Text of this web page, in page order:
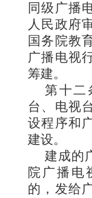
同级广播
人民政府
国务院教
广播电视
筹建。
第十二
台、电视
设程序和
建设。
建成的
院广播电
的，发给